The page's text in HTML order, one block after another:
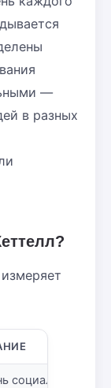
—
в разных
социальной